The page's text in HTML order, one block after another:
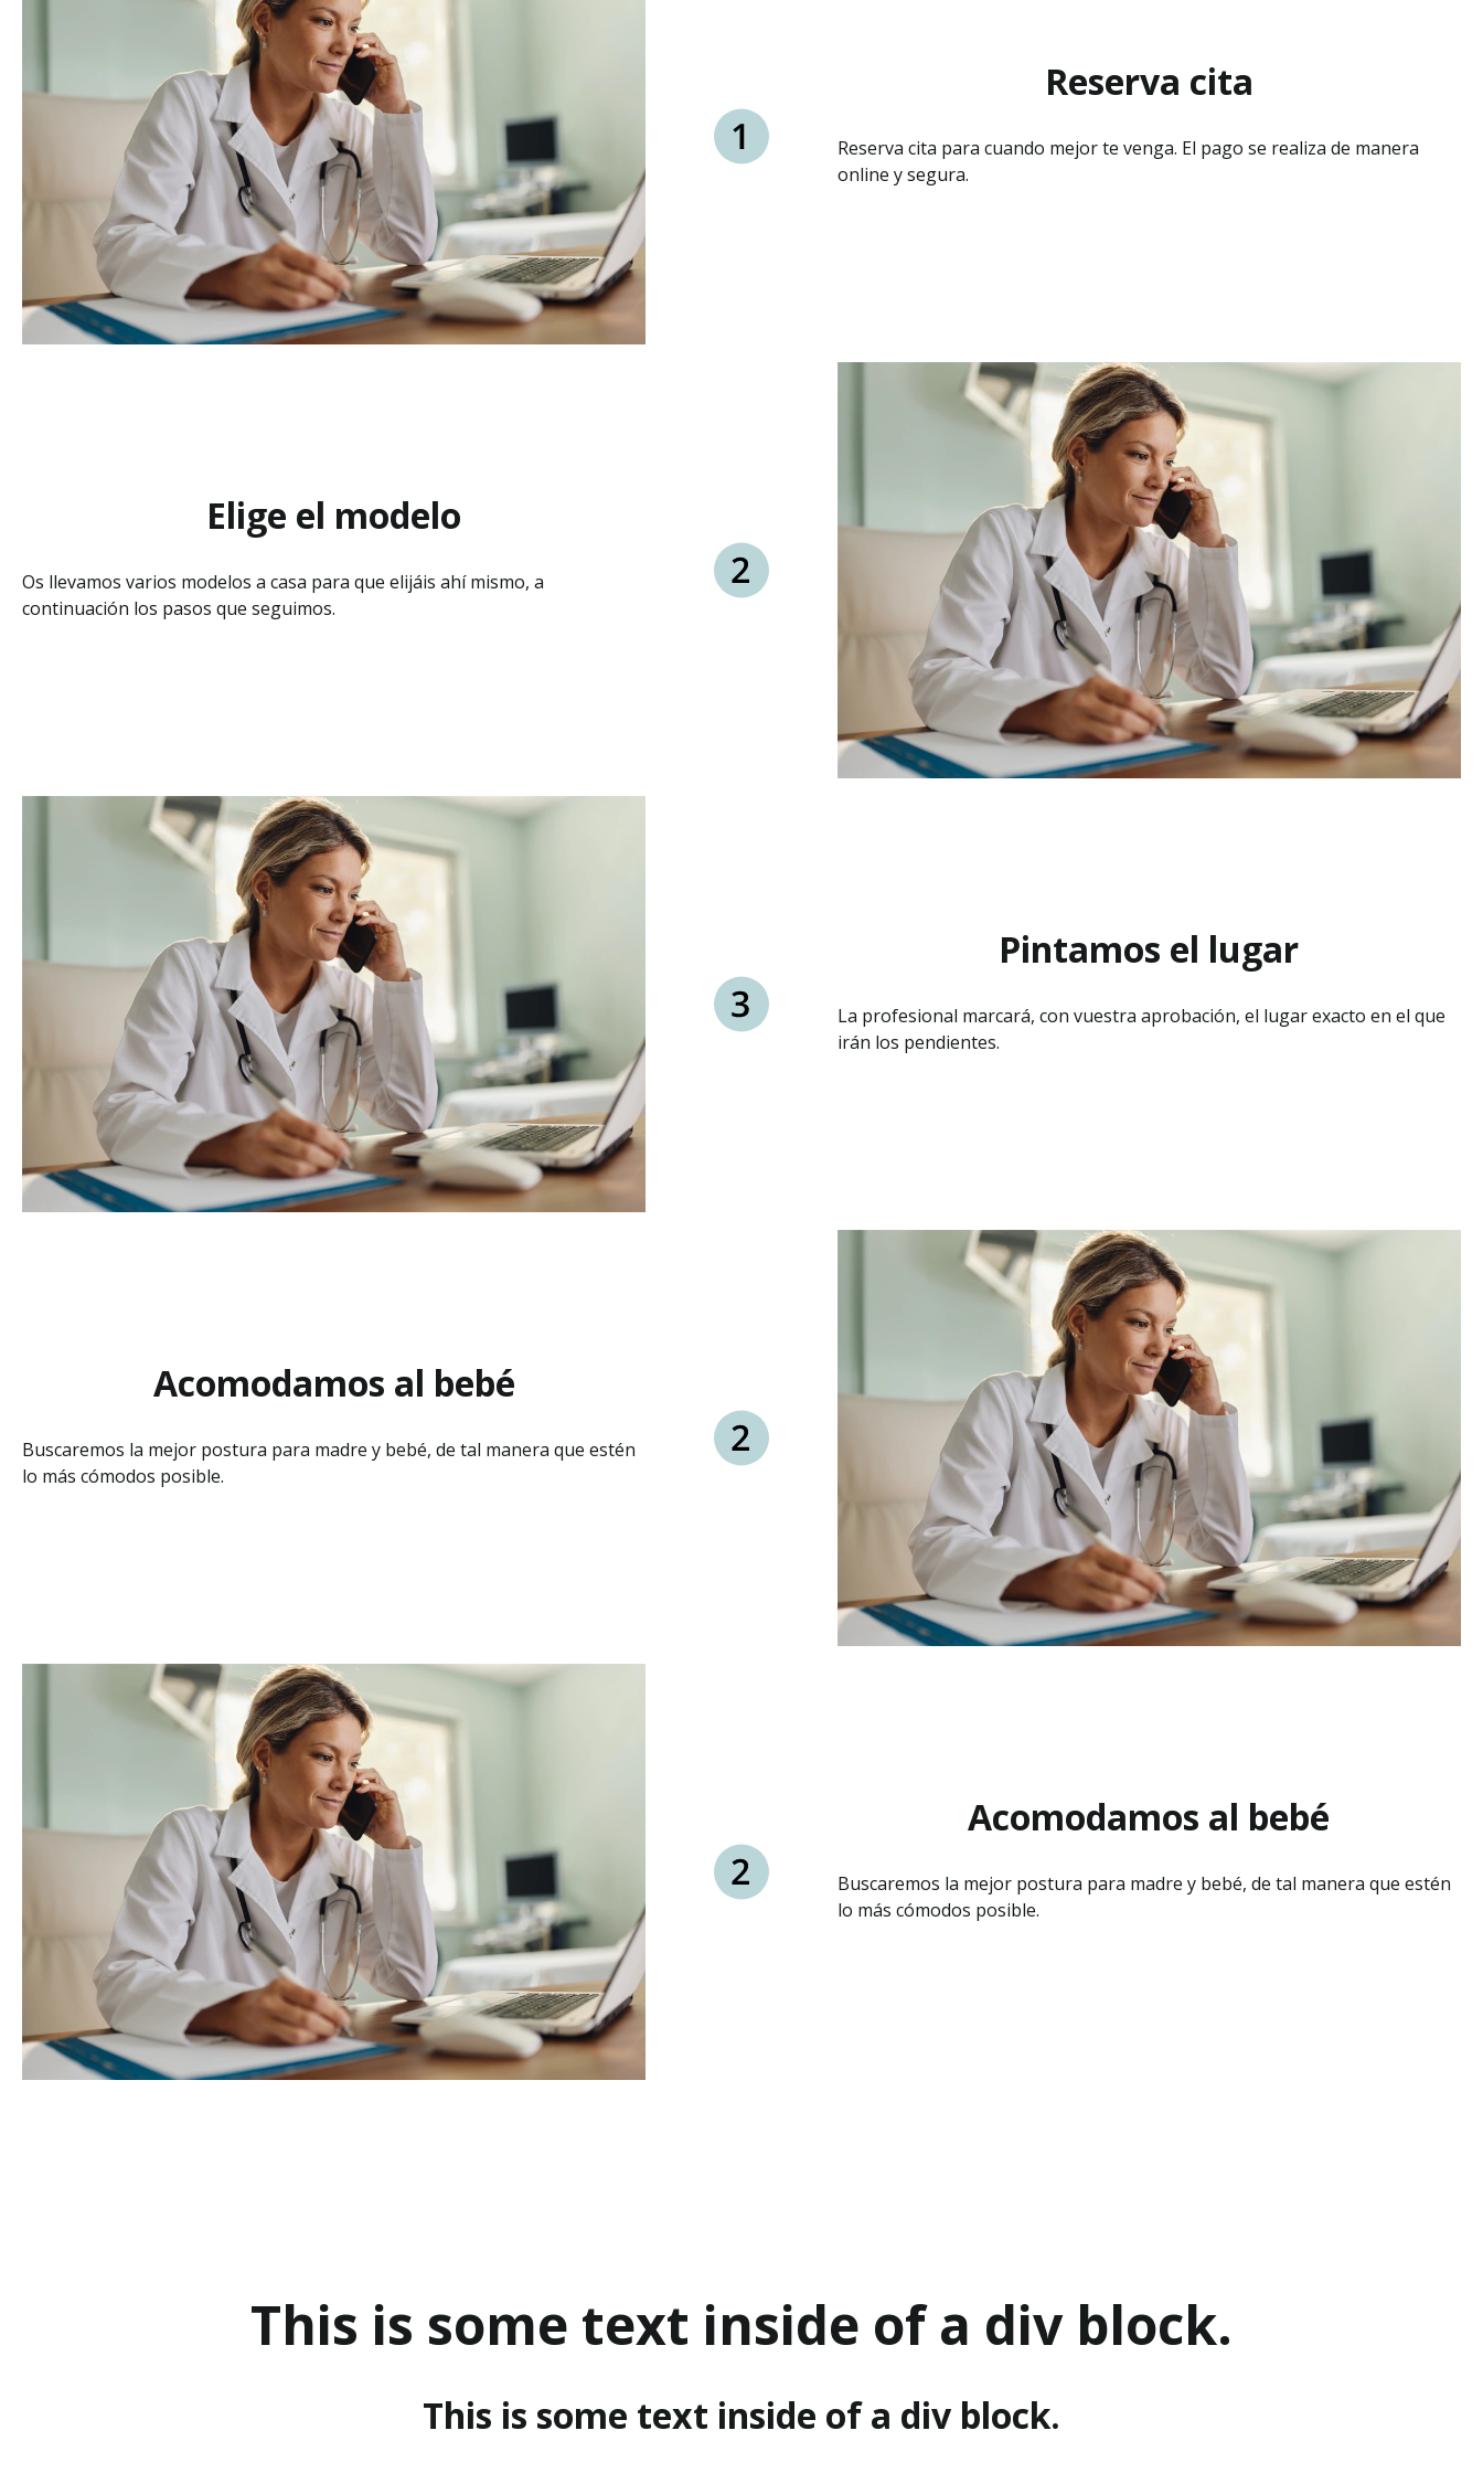
Reserva cita
Reserva cita para cuando mejor te venga. El pago se realiza de manera
online y segura.
Elige el modelo
Os llevamos varios modelos a casa para que elijáis ahí mismo, a
continuación los pasos que seguimos.
Pintamos el lugar
La profesional marcará, con vuestra aprobación, el lugar exacto en el que
irán los pendientes.
Acomodamos al bebé
Buscaremos la mejor postura para madre y bebé, de tal manera que estén
lo más cómodos posible.
Acomodamos al bebé
Buscaremos la mejor postura para madre y bebé, de tal manera que estén
lo más cómodos posible.
This is some text inside of a div block.
This is some text inside of a div block.